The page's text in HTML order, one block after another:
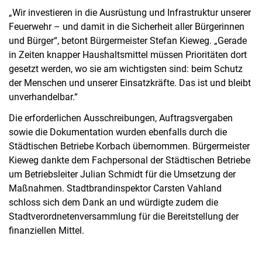
„Wir investieren in die Ausrüstung und Infrastruktur unserer
Feuerwehr – und damit in die Sicherheit aller Bürgerinnen
und Bürger“, betont Bürgermeister Stefan Kieweg. „Gerade
in Zeiten knapper Haushaltsmittel müssen Prioritäten dort
gesetzt werden, wo sie am wichtigsten sind: beim Schutz
der Menschen und unserer Einsatzkräfte. Das ist und bleibt
unverhandelbar.“
Die erforderlichen Ausschreibungen, Auftragsvergaben
sowie die Dokumentation wurden ebenfalls durch die
Städtischen Betriebe Korbach übernommen. Bürgermeister
Kieweg dankte dem Fachpersonal der Städtischen Betriebe
um Betriebsleiter Julian Schmidt für die Umsetzung der
Maßnahmen. Stadtbrandinspektor Carsten Vahland
schloss sich dem Dank an und würdigte zudem die
Stadtverordnetenversammlung für die Bereitstellung der
finanziellen Mittel.